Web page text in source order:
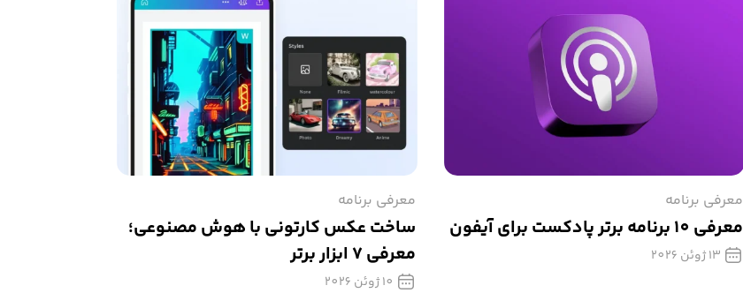
معرفی برنامه
معرفی 10 برنامه برتر پادکست برای آیفون
13 ژوئن 2026
معرفی برنامه
ساخت عکس کارتونی با هوش مصنوعی؛
معرفی 7 ابزار برتر
10 ژوئن 2026